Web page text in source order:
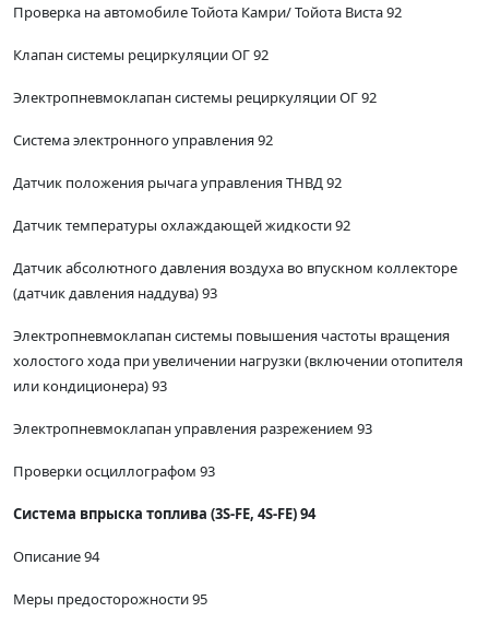
Проверка на автомобиле Тойота Камри/ Тойота Виста 92
Клапан системы рециркуляции ОГ 92
Электропневмоклапан системы рециркуляции ОГ 92
Система электронного управления 92
Датчик положения рычага управления ТНВД 92
Датчик температуры охлаждающей жидкости 92
Датчик абсолютного давления воздуха во впускном коллекторе
(датчик давления наддува) 93
Электропневмоклапан системы повышения частоты вращения
холостого хода при увеличении нагрузки (включении отопителя
или кондиционера) 93
Электропневмоклапан управления разрежением 93
Проверки осциллографом 93
Система впрыска топлива (3S-FE, 4S-FE) 94
Описание 94
Меры предосторожности 95